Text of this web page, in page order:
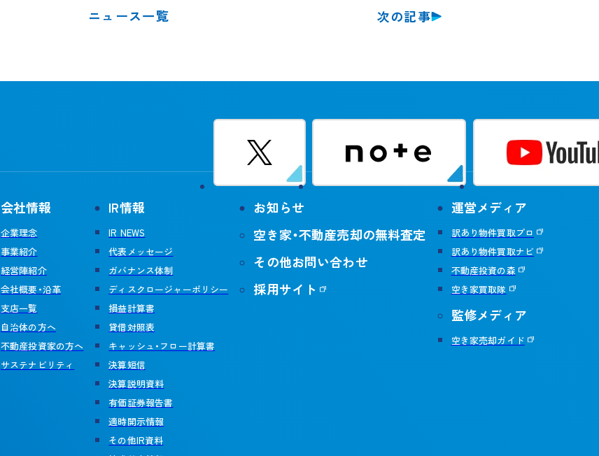
ニュース一覧 次の記事
会社情報
企業理念
事業紹介
経営陣紹介
会社概要・沿革
支店一覧
自治体の方へ
不動産投資家の方へ
サステナビリティ
IR情報
IR NEWS
代表メッセージ
ガバナンス体制
ディスクロージャーポリシー
損益計算書
貸借対照表
キャッシュ・フロー計算書
決算短信
決算説明資料
有価証券報告書
適時開示情報
その他IR資料
お知らせ
空き家・不動産売却の無料査定
その他お問い合わせ
採用サイト
運営メディア
訳あり物件買取プロ
訳あり物件買取ナビ
不動産投資の森
空き家買取隊
監修メディア
空き家売却ガイド